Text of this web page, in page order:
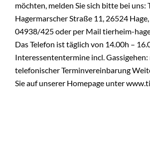
möchten, melden Sie sich bitte bei uns:
Hagermarscher Straße 11, 26524
04938/425 oder per Mail tierheim-
Das Telefon ist täglich von 14.00h –
Interessententermine incl. Gassigehen:
telefonischer Terminvereinbarung
Sie auf unserer Homepage unter